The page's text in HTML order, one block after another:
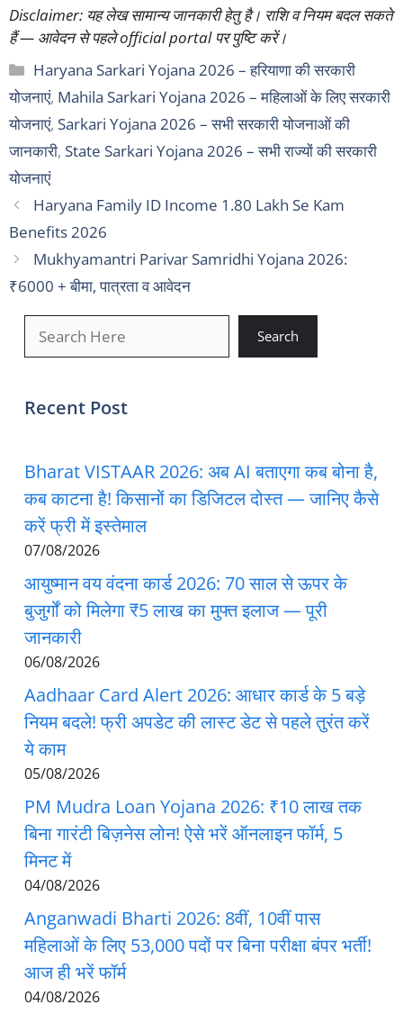
Disclaimer: यह लेख सामान्य जानकारी हेतु है। राशि व नियम बदल सकते
हैं — आवेदन से पहले official portal पर पुष्टि करें।
Categories
Haryana Sarkari Yojana 2026 – हरियाणा की सरकारी
योजनाएं, Mahila Sarkari Yojana 2026 – महिलाओं के लिए सरकारी
योजनाएं, Sarkari Yojana 2026 – सभी सरकारी योजनाओं की
जानकारी, State Sarkari Yojana 2026 – सभी राज्यों की सरकारी
योजनाएं
Haryana Family ID Income 1.80 Lakh Se Kam
Benefits 2026
Mukhyamantri Parivar Samridhi Yojana 2026:
₹6000 + बीमा, पात्रता व आवेदन
Search
Recent Post
Bharat VISTAAR 2026: अब AI बताएगा कब बोना है,
कब काटना है! किसानों का डिजिटल दोस्त — जानिए कैसे
करें फ्री में इस्तेमाल
07/08/2026
आयुष्मान वय वंदना कार्ड 2026: 70 साल से ऊपर के
बुजुर्गों को मिलेगा ₹5 लाख का मुफ्त इलाज — पूरी
जानकारी
06/08/2026
Aadhaar Card Alert 2026: आधार कार्ड के 5 बड़े
नियम बदले! फ्री अपडेट की लास्ट डेट से पहले तुरंत करें
ये काम
05/08/2026
PM Mudra Loan Yojana 2026: ₹10 लाख तक
बिना गारंटी बिज़नेस लोन! ऐसे भरें ऑनलाइन फॉर्म, 5
मिनट में
04/08/2026
Anganwadi Bharti 2026: 8वीं, 10वीं पास
महिलाओं के लिए 53,000 पदों पर बिना परीक्षा बंपर भर्ती!
आज ही भरें फॉर्म
04/08/2026